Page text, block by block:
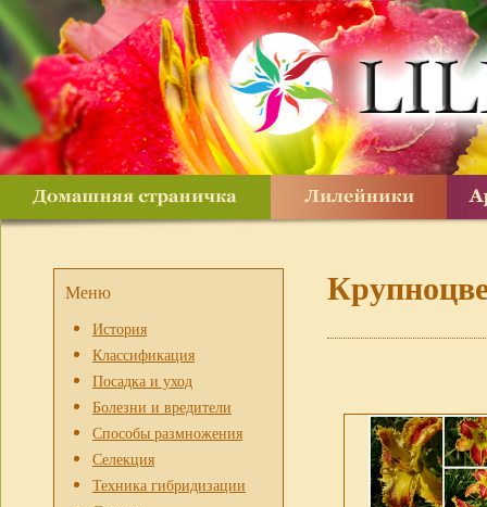
Меню
История
Классификация
Посадка и уход
Болезни и вредители
Способы размножения
Селекция
Техника гибридизации